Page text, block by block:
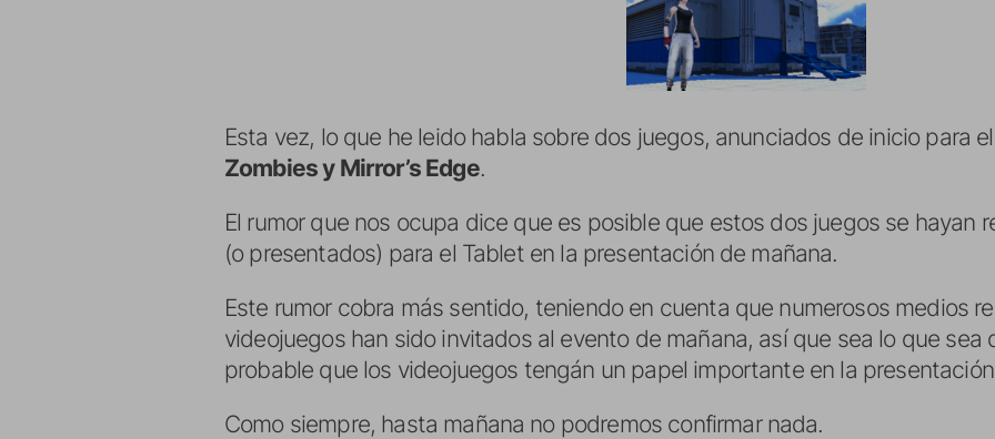
Esta vez, lo que he leido habla sobre dos juegos, anunciados de inicio para
Zombies y Mirror’s Edge.
El rumor que nos ocupa dice que es posible que estos dos juegos se hayan
(o presentados) para el Tablet en la presentación de mañana.
Este rumor cobra más sentido, teniendo en cuenta que numerosos medios
videojuegos han sido invitados al evento de mañana, así que sea lo que
probable que los videojuegos tengán un papel importante en la
Como siempre, hasta mañana no podremos confirmar nada.